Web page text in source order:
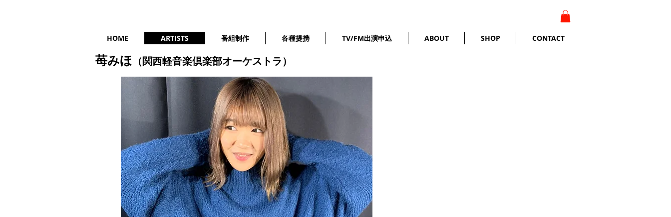
HOME ARTISTS 番組制作 各種提携 TV/FM出演申込 ABOUT SHOP CONTACT
苺みほ （関西軽音楽倶楽部オーケストラ）